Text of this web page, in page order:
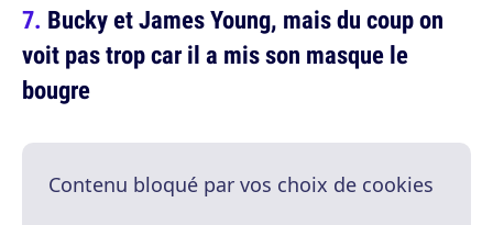
Bucky et James Young, mais du coup on
voit pas trop car il a mis son masque le
bougre
Contenu bloqué par vos choix de cookies